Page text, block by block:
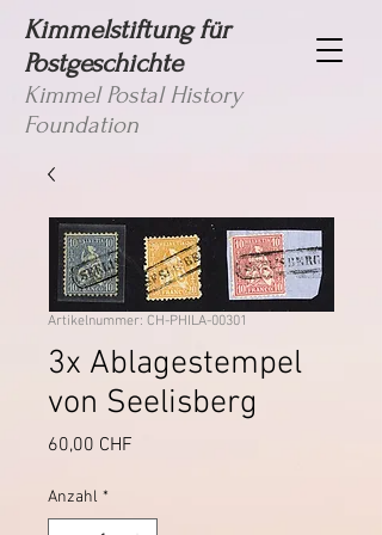
Kimmelstiftung für
Postgeschichte
Kimmel Postal History
Foundation
Artikelnummer: CH-PHILA-00301
3x Ablagestempel
von Seelisberg
60,00 CHF
Anzahl *